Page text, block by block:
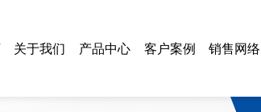
关于我们 产品中心 客户案例 销售网络